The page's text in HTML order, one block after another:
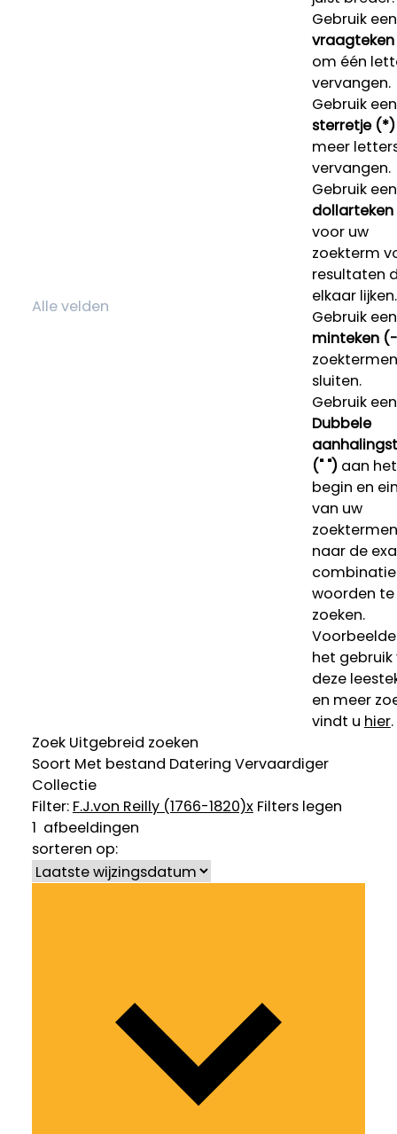
Gebruik een
om één
vervangen.
Gebruik een
sterretje (*)
meer
vervangen.
Gebruik een
voor uw
zoekterm
resultaten
elkaar lijken.
Gebruik een
minteken
sluiten.
Gebruik een
Dubbele
(" ")aan het
begin en
van uw
naar de
woorden te
zoeken.
het gebruik
deze
en meer
vindt u hier.
Zoek Uitgebreid zoeken
Soort Met bestand Datering Vervaardiger
Collectie
Filter: F.J.von Reilly (1766-1820)x Filters legen
1 afbeeldingen
sorteren op: